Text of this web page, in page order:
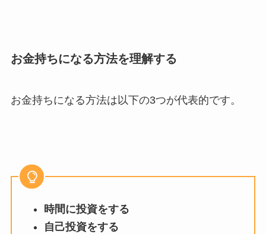
お金持ちになる方法を理解する
お金持ちになる方法は以下の3つが代表的です。
時間に投資をする
自己投資をする